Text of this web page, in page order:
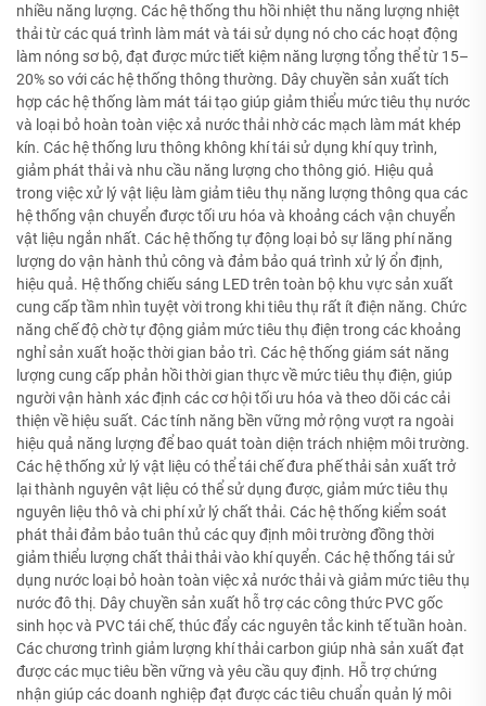
nhiều năng lượng. Các hệ thống thu hồi nhiệt thu năng lượng nhiệt
thải từ các quá trình làm mát và tái sử dụng nó cho các hoạt động
làm nóng sơ bộ, đạt được mức tiết kiệm năng lượng tổng thể từ 15–
20% so với các hệ thống thông thường. Dây chuyền sản xuất tích
hợp các hệ thống làm mát tái tạo giúp giảm thiểu mức tiêu thụ nước
và loại bỏ hoàn toàn việc xả nước thải nhờ các mạch làm mát khép
kín. Các hệ thống lưu thông không khí tái sử dụng khí quy trình,
giảm phát thải và nhu cầu năng lượng cho thông gió. Hiệu quả
trong việc xử lý vật liệu làm giảm tiêu thụ năng lượng thông qua các
hệ thống vận chuyển được tối ưu hóa và khoảng cách vận chuyển
vật liệu ngắn nhất. Các hệ thống tự động loại bỏ sự lãng phí năng
lượng do vận hành thủ công và đảm bảo quá trình xử lý ổn định,
hiệu quả. Hệ thống chiếu sáng LED trên toàn bộ khu vực sản xuất
cung cấp tầm nhìn tuyệt vời trong khi tiêu thụ rất ít điện năng. Chức
năng chế độ chờ tự động giảm mức tiêu thụ điện trong các khoảng
nghỉ sản xuất hoặc thời gian bảo trì. Các hệ thống giám sát năng
lượng cung cấp phản hồi thời gian thực về mức tiêu thụ điện, giúp
người vận hành xác định các cơ hội tối ưu hóa và theo dõi các cải
thiện về hiệu suất. Các tính năng bền vững mở rộng vượt ra ngoài
hiệu quả năng lượng để bao quát toàn diện trách nhiệm môi trường.
Các hệ thống xử lý vật liệu có thể tái chế đưa phế thải sản xuất trở
lại thành nguyên vật liệu có thể sử dụng được, giảm mức tiêu thụ
nguyên liệu thô và chi phí xử lý chất thải. Các hệ thống kiểm soát
phát thải đảm bảo tuân thủ các quy định môi trường đồng thời
giảm thiểu lượng chất thải thải vào khí quyển. Các hệ thống tái sử
dụng nước loại bỏ hoàn toàn việc xả nước thải và giảm mức tiêu thụ
nước đô thị. Dây chuyền sản xuất hỗ trợ các công thức PVC gốc
sinh học và PVC tái chế, thúc đẩy các nguyên tắc kinh tế tuần hoàn.
Các chương trình giảm lượng khí thải carbon giúp nhà sản xuất đạt
được các mục tiêu bền vững và yêu cầu quy định. Hỗ trợ chứng
nhận giúp các doanh nghiệp đạt được các tiêu chuẩn quản lý môi